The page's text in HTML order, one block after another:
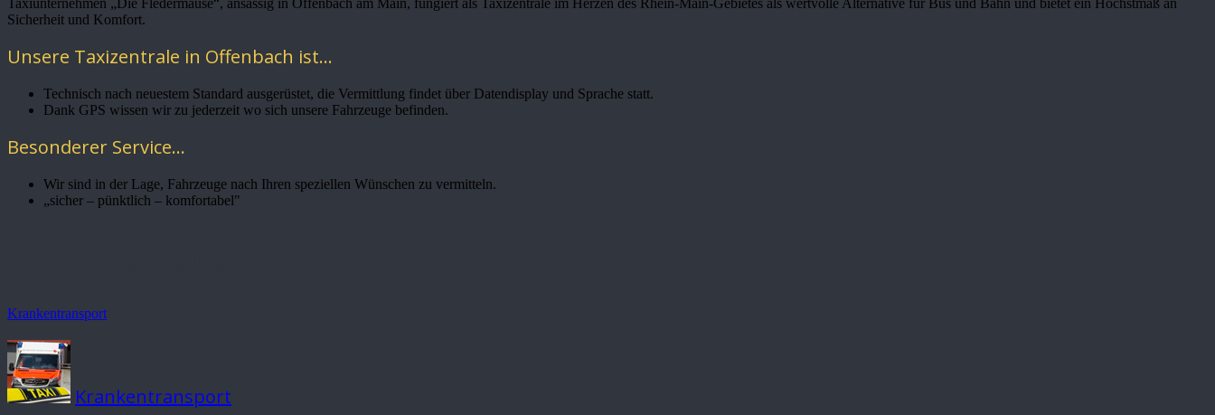
Taxiunternehmen „Die Fledermäuse“, ansässig in Offenbach am Main, fungiert als Taxizentrale im Herzen des Rhein-Main-Gebietes als wertvolle Alternative für Bus und Bahn und bietet ein Höchstmaß an
Sicherheit und Komfort.
Unsere Taxizentrale in Offenbach ist...
Technisch nach neuestem Standard ausgerüstet, die Vermittlung findet über Datendisplay und Sprache statt.
Dank GPS wissen wir zu jederzeit wo sich unsere Fahrzeuge befinden.
Besonderer Service...
Wir sind in der Lage, Fahrzeuge nach Ihren speziellen Wünschen zu vermitteln.
„sicher – pünktlich – komfortabel"
Krankentransport
Krankentransport